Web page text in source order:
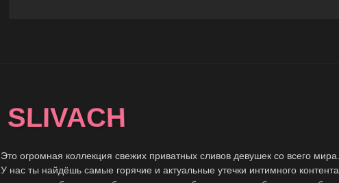
SLIVACH
Это огромная коллекция свежих приватных сливов девушек со всего мира.
У нас ты найдёшь самые горячие и актуальные утечки интимного контента